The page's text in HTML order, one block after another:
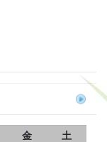
金
土